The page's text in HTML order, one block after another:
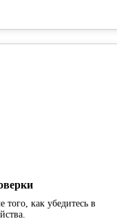
того, как убедитесь в